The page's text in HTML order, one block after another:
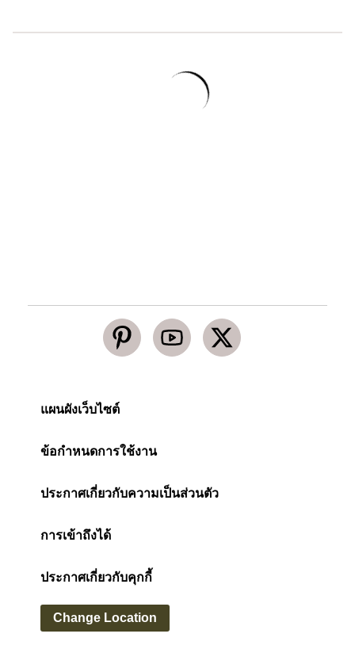
แผนผังเว็บไซต์
ข้อกำหนดการใช้งาน
ประกาศเกี่ยวกับความเป็นส่วนตัว
การเข้าถึงได้
ประกาศเกี่ยวกับคุกกี้
Change Location